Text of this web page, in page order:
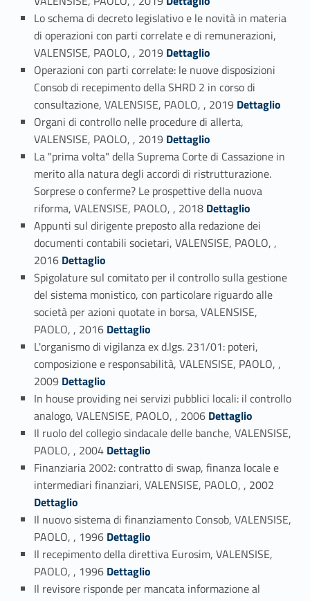
Lo schema di decreto legislativo e le novità in materia
di operazioni con parti correlate e di remunerazioni,
VALENSISE, PAOLO, , 2019 Link identifier #identifier_person_147611-11
Dettaglio
Operazioni con parti correlate: le nuove disposizioni
Consob di recepimento della SHRD 2 in corso di
consultazione, VALENSISE, PAOLO, , 2019 Link identifier #identifier_person_111869-12
Dettaglio
Organi di controllo nelle procedure di allerta,
VALENSISE, PAOLO, , 2019 Link identifier #identifier_person_64858-13
Dettaglio
La "prima volta" della Suprema Corte di Cassazione in
merito alla natura degli accordi di ristrutturazione.
Sorprese o conferme? Le prospettive della nuova
riforma, VALENSISE, PAOLO, , 2018 Link identifier #identifier_person_112985-14
Dettaglio
Appunti sul dirigente preposto alla redazione dei
documenti contabili societari, VALENSISE, PAOLO, ,
2016 Link identifier #identifier_person_65168-15
Dettaglio
Spigolature sul comitato per il controllo sulla gestione
del sistema monistico, con particolare riguardo alle
società per azioni quotate in borsa, VALENSISE,
PAOLO, , 2016 Link identifier #identifier_person_23980-16
Dettaglio
L'organismo di vigilanza ex d.lgs. 231/01: poteri,
composizione e responsabilità, VALENSISE, PAOLO, ,
2009 Link identifier #identifier_person_142620-17
Dettaglio
In house providing nei servizi pubblici locali: il controllo
analogo, VALENSISE, PAOLO, , 2006 Link identifier #identifier_person_41611-18
Dettaglio
Il ruolo del collegio sindacale delle banche, VALENSISE,
PAOLO, , 2004 Link identifier #identifier_person_36345-19
Dettaglio
Finanziaria 2002: contratto di swap, finanza locale e
intermediari finanziari, VALENSISE, PAOLO, , 2002
Dettaglio
Il nuovo sistema di finanziamento Consob, VALENSISE,
PAOLO, , 1996 Link identifier #identifier_person_66871-21
Dettaglio
Il recepimento della direttiva Eurosim, VALENSISE,
PAOLO, , 1996 Link identifier #identifier_person_190252-22
Dettaglio
Il revisore risponde per mancata informazione al